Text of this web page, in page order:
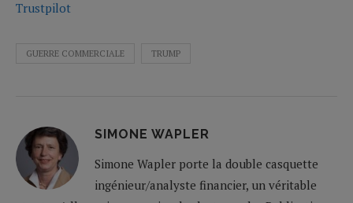
Trustpilot
GUERRE COMMERCIALE TRUMP
SIMONE WAPLER
Simone Wapler porte la double casquette
ingénieur/analyste financier, un véritable